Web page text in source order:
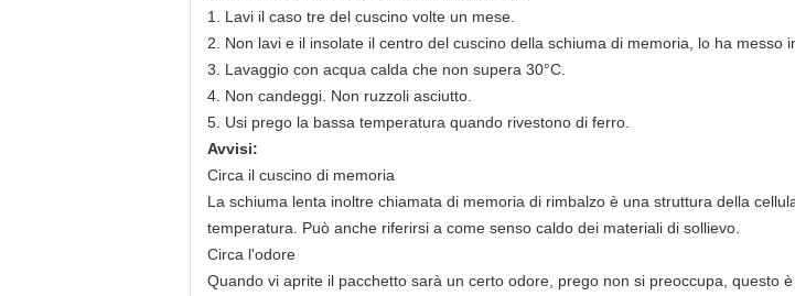
1. Lavi il caso tre del cuscino volte un mese.
2. Non lavi e il insolate il centro del cuscino della schiuma di memoria, lo ha messo
3. Lavaggio con acqua calda che non supera 30°C.
4. Non candeggi. Non ruzzoli asciutto.
5. Usi prego la bassa temperatura quando rivestono di ferro.
Avvisi:
Circa il cuscino di memoria
La schiuma lenta inoltre chiamata di memoria di rimbalzo è una struttura della
temperatura. Può anche riferirsi a come senso caldo dei materiali di sollievo.
Circa l'odore
Quando vi aprite il pacchetto sarà un certo odore, prego non si preoccupa, questo